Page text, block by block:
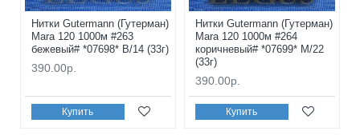
Нитки Gutermann (Гутерман)
Mara 120 1000м #263
бежевый# *07698* B/14 (33г)
390.00р.
Купить
Нитки Gutermann (Гутерман)
Mara 120 1000м #264
коричневый# *07699* M/22
(33г)
390.00р.
Купить